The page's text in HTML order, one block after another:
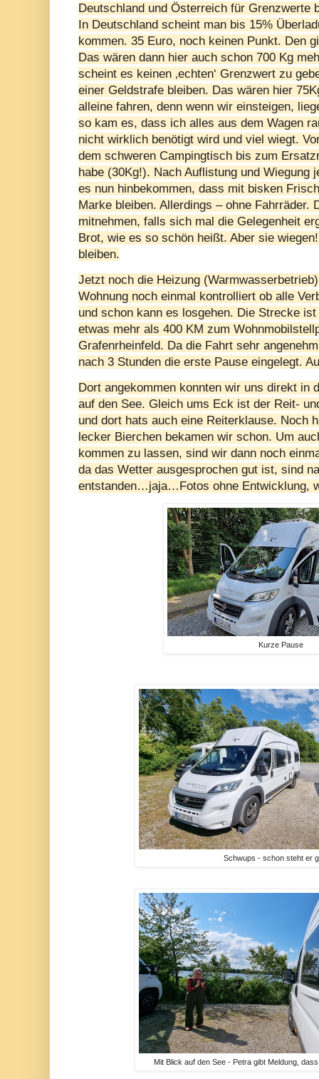
Deutschland und Österreich für Grenzwerte
In Deutschland scheint man bis 15%
kommen. 35 Euro, noch keinen Punkt. Den
Das wären dann hier auch schon 700 Kg
scheint es keinen ‚echten‘ Grenzwert zu
einer Geldstrafe bleiben. Das wären hier
alleine fahren, denn wenn wir einsteigen,
so kam es, dass ich alles aus dem Wagen
nicht wirklich benötigt wird und viel wiegt.
dem schweren Campingtisch bis zum
habe (30Kg!). Nach Auflistung und Wiegung
es nun hinbekommen, dass mit bisken
Marke bleiben. Allerdings – ohne Fahrräder.
mitnehmen, falls sich mal die Gelegenheit
Brot, wie es so schön heißt. Aber sie
bleiben.
Jetzt noch die Heizung
Wohnung noch einmal kontrolliert ob alle
und schon kann es losgehen. Die Strecke ist
etwas mehr als 400 KM zum
Grafenrheinfeld. Da die Fahrt sehr
nach 3 Stunden die erste Pause eingelegt.
Dort angekommen konnten wir uns direkt in
auf den See. Gleich ums Eck ist der Reit-
und dort hats auch eine Reiterklause. Noch
lecker Bierchen bekamen wir schon. Um
kommen zu lassen, sind wir dann noch
da das Wetter ausgesprochen gut ist, sind
entstanden…jaja…Fotos ohne Entwicklung,
Kurze Pause
Schwups - schon steht er
Mit Blick auf den See - Petra gibt Meldung,